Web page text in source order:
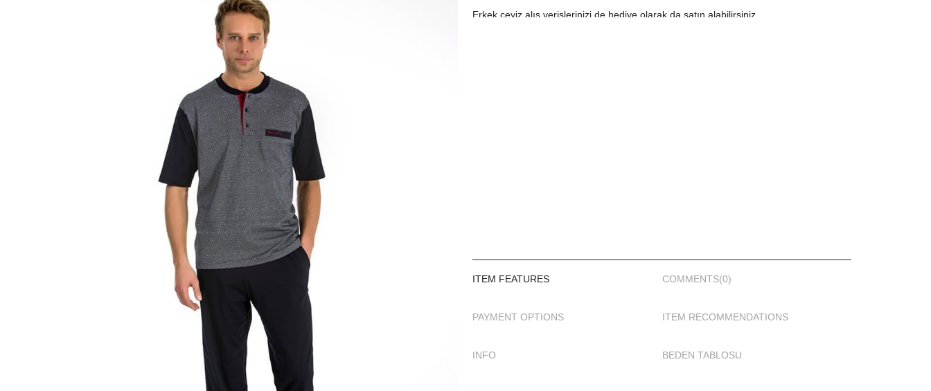
Erkek çeyiz alış verişlerinizi de hediye olarak da satın alabilirsiniz.
ITEM FEATURES COMMENTS(0)
PAYMENT OPTIONS ITEM RECOMMENDATIONS
INFO BEDEN TABLOSU